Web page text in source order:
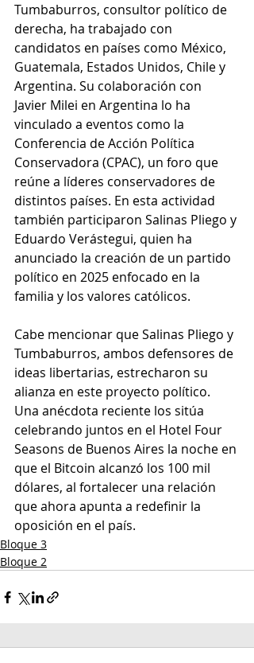
Tumbaburros, consultor político de
derecha, ha trabajado con
candidatos en países como México,
Guatemala, Estados Unidos, Chile y
Argentina. Su colaboración con
Javier Milei en Argentina lo ha
vinculado a eventos como la
Conferencia de Acción Política
Conservadora (CPAC), un foro que
reúne a líderes conservadores de
distintos países. En esta actividad
también participaron Salinas Pliego y
Eduardo Verástegui, quien ha
anunciado la creación de un partido
político en 2025 enfocado en la
familia y los valores católicos.
Cabe mencionar que Salinas Pliego y
Tumbaburros, ambos defensores de
ideas libertarias, estrecharon su
alianza en este proyecto político.
Una anécdota reciente los sitúa
celebrando juntos en el Hotel Four
Seasons de Buenos Aires la noche en
que el Bitcoin alcanzó los 100 mil
dólares, al fortalecer una relación
que ahora apunta a redefinir la
oposición en el país.
Bloque 3
Bloque 2